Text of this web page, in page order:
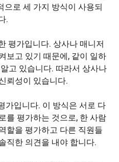
으로 세 가지 방식이 사용되
.
평가입니다. 상사나 매니저
보고 있기 때문에, 같이 일하
고 있습니다. 따라서 상사나
뢰성이 있습니다.
가입니다. 이 방식은 서로 다
를 평가하는 것으로, 한 사람
할을 평가하고 다른 직원들
직한 의견을 내야 합니다.